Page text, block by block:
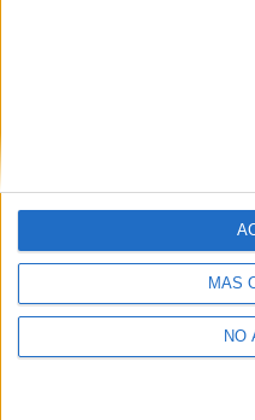
MÁS
NO
Quiénes somos|
Aviso legal|Politica de
de
Compás